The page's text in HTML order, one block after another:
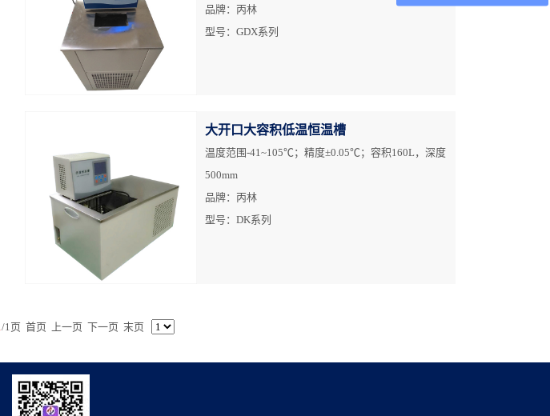
品牌：丙林
型号：GDX系列
大开口大容积低温恒温槽
温度范围-41~105℃；精度±0.05℃；容积160L，深度
500mm
品牌：丙林
型号：DK系列
/1 页 首页 上一页 下一页 末页